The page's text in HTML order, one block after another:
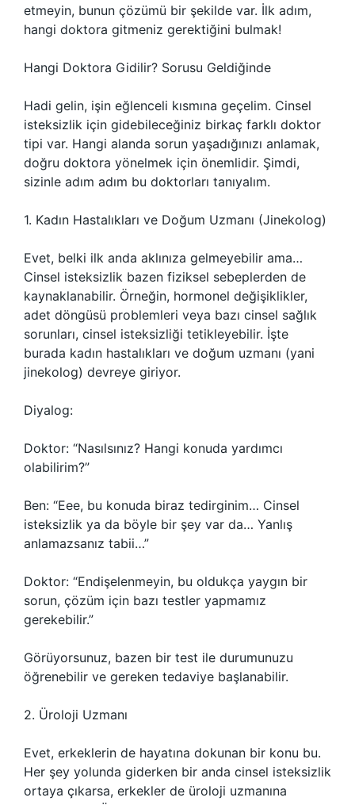
etmeyin, bunun çözümü bir şekilde var. İlk adım,
hangi doktora gitmeniz gerektiğini bulmak!
Hangi Doktora Gidilir? Sorusu Geldiğinde
Hadi gelin, işin eğlenceli kısmına geçelim. Cinsel
isteksizlik için gidebileceğiniz birkaç farklı doktor
tipi var. Hangi alanda sorun yaşadığınızı anlamak,
doğru doktora yönelmek için önemlidir. Şimdi,
sizinle adım adım bu doktorları tanıyalım.
1. Kadın Hastalıkları ve Doğum Uzmanı (Jinekolog)
Evet, belki ilk anda aklınıza gelmeyebilir ama…
Cinsel isteksizlik bazen fiziksel sebeplerden de
kaynaklanabilir. Örneğin, hormonel değişiklikler,
adet döngüsü problemleri veya bazı cinsel sağlık
sorunları, cinsel isteksizliği tetikleyebilir. İşte
burada kadın hastalıkları ve doğum uzmanı (yani
jinekolog) devreye giriyor.
Diyalog:
Doktor: “Nasılsınız? Hangi konuda yardımcı
olabilirim?”
Ben: “Eee, bu konuda biraz tedirginim… Cinsel
isteksizlik ya da böyle bir şey var da… Yanlış
anlamazsanız tabii…”
Doktor: “Endişelenmeyin, bu oldukça yaygın bir
sorun, çözüm için bazı testler yapmamız
gerekebilir.”
Görüyorsunuz, bazen bir test ile durumunuzu
öğrenebilir ve gereken tedaviye başlanabilir.
2. Üroloji Uzmanı
Evet, erkeklerin de hayatına dokunan bir konu bu.
Her şey yolunda giderken bir anda cinsel isteksizlik
ortaya çıkarsa, erkekler de üroloji uzmanına